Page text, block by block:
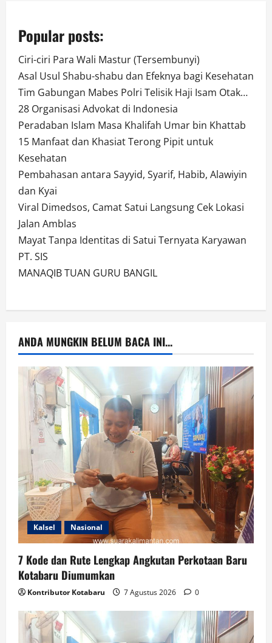
Popular posts:
Ciri-ciri Para Wali Mastur (Tersembunyi)
Asal Usul Shabu-shabu dan Efeknya bagi Kesehatan
Tim Gabungan Mabes Polri Telisik Haji Isam Otak…
28 Organisasi Advokat di Indonesia
Peradaban Islam Masa Khalifah Umar bin Khattab
15 Manfaat dan Khasiat Terong Pipit untuk
Kesehatan
Pembahasan antara Sayyid, Syarif, Habib, Alawiyin
dan Kyai
Viral Dimedsos, Camat Satui Langsung Cek Lokasi
Jalan Amblas
Mayat Tanpa Identitas di Satui Ternyata Karyawan
PT. SIS
MANAQIB TUAN GURU BANGIL
ANDA MUNGKIN BELUM BACA INI...
Kalsel Nasional
7 Kode dan Rute Lengkap Angkutan Perkotaan Baru
Kotabaru Diumumkan
Kontributor Kotabaru 7 Agustus 2026 0